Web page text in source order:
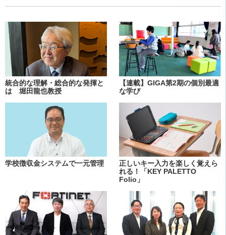
統合的な理解・総合的な発揮と
は 堀田龍也教授
【連載】GIGA第2期の個別最適
な学び
学校徴収金システムで一元管理
正しいキー入力を楽しく覚えら
れる！「KEY PALETTO
Folio」